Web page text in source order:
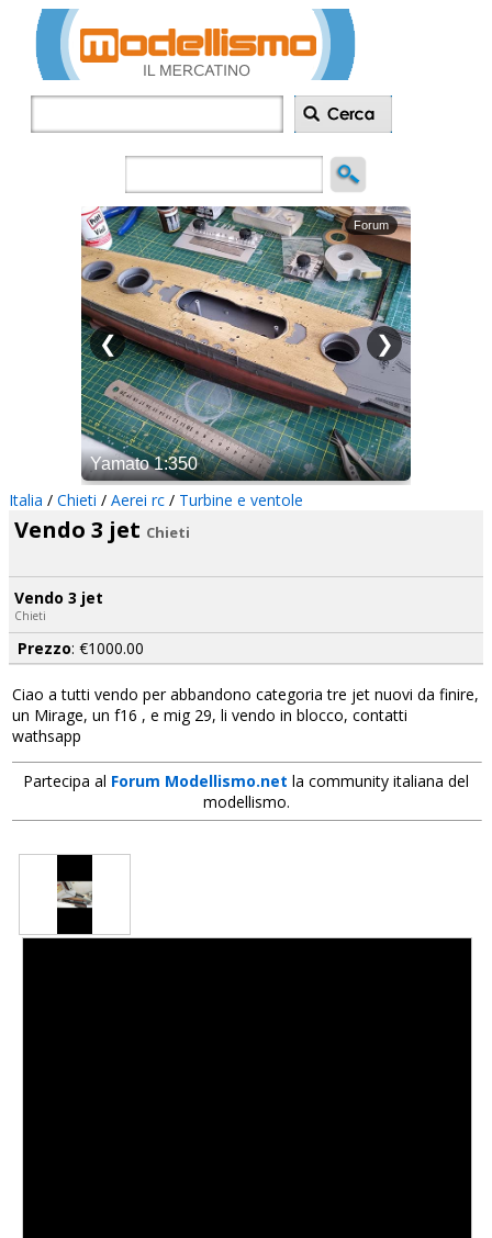
Italia / Chieti / Aerei rc / Turbine e ventole
Vendo 3 jet Chieti
Vendo 3 jet
Chieti
Prezzo: €1000.00
Ciao a tutti vendo per abbandono categoria tre jet nuovi da finire,
un Mirage, un f16 , e mig 29, li vendo in blocco, contatti
wathsapp
Partecipa al Forum Modellismo.net la community italiana del
modellismo.